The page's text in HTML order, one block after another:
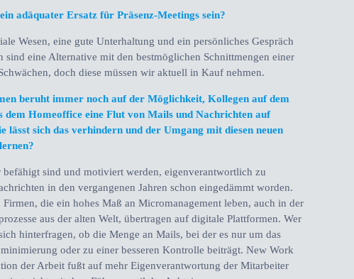
adäquater Ersatz für Präsenz-Meetings sein?
Wesen, eine gute Unterhaltung und ein persönliches Gespräch
eine Alternative mit den bestmöglichen Schnittmengen einer
doch diese müssen wir aktuell in Kauf nehmen.
beruht immer noch auf der Möglichkeit, Kollegen auf dem
Homeoffice eine Flut von Mails und Nachrichten auf
sich das verhindern und der Umgang mit diesen neuen
sind und motiviert werden, eigenverantwortlich zu
in den vergangenen Jahren schon eingedämmt worden.
die ein hohes Maß an Micromanagement leben, auch in der
aus der alten Welt, übertragen auf digitale Plattformen. Wer
hinterfragen, ob die Menge an Mails, bei der es nur um das
oder zu einer besseren Kontrolle beiträgt. New Work
der Arbeit fußt auf mehr Eigenverantwortung der Mitarbeiter